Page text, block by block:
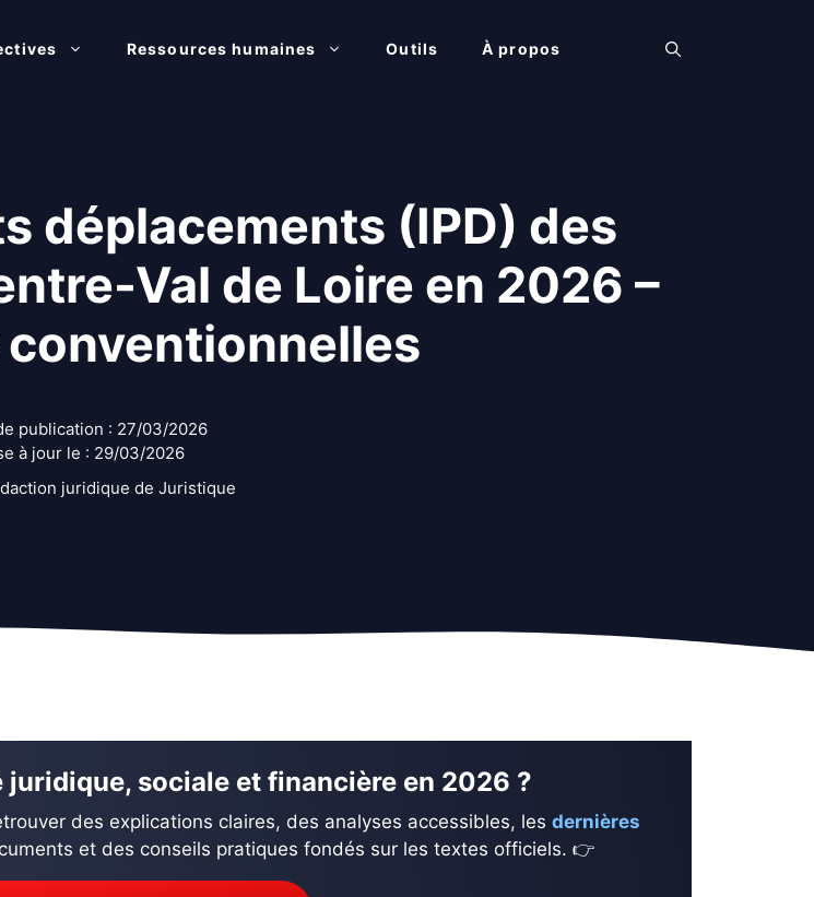
Ressources humaines Outils À propos
déplacements (IPD) des
Val de Loire en 2026 –
publication : 27/03/2026
à jour le : 29/03/2026
juridique de Juristique
juridique, sociale et financière en 2026 ?
des explications claires, des analyses accessibles, les dernières
et des conseils pratiques fondés sur les textes officiels. 👉